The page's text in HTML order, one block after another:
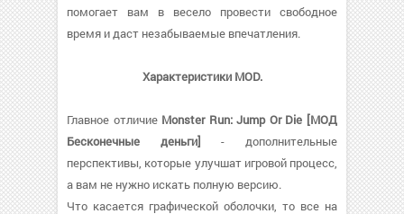
помогает вам в весело провести свободное
время и даст незабываемые впечатления.
Характеристики MOD.
Главное отличие Monster Run: Jump Or Die [МОД
Бесконечные деньги] - дополнительные
перспективы, которые улучшат игровой процесс,
а вам не нужно искать полную версию.
Что касается графической оболочки, то все на